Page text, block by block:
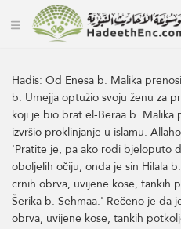
Hadis:Od Enesa b. Malika
b. Umejja optužio svoju ženu za
koji je bio brat el-Beraa b. Malika
izvršio proklinjanje u islamu.
'Pratite je, pa ako rodi bjeloputo
oboljelih očiju, onda je sin Hilala
crnih obrva, uvijene kose, tankih
Šerika b. Sehmaa.' Rečeno je da
obrva, uvijene kose, tankih